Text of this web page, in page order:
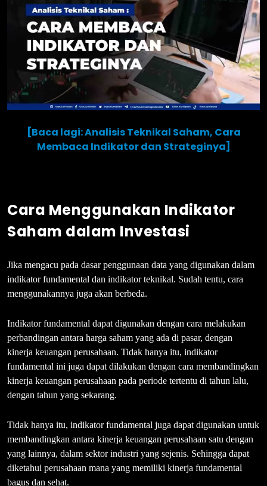
[Baca lagi: Analisis Teknikal Saham, Cara
Membaca Indikator dan Strateginya]
Cara Menggunakan Indikator
Saham dalam Investasi
Jika mengacu pada dasar penggunaan data yang digunakan dalam
indikator fundamental dan indikator teknikal. Sudah tentu, cara
menggunakannya juga akan berbeda.
Indikator fundamental dapat digunakan dengan cara melakukan
perbandingan antara harga saham yang ada di pasar, dengan
kinerja keuangan perusahaan. Tidak hanya itu, indikator
fundamental ini juga dapat dilakukan dengan cara membandingkan
kinerja keuangan perusahaan pada periode tertentu di tahun lalu,
dengan tahun yang sekarang.
Tidak hanya itu, indikator fundamental juga dapat digunakan untuk
membandingkan antara kinerja keuangan perusahaan satu dengan
yang lainnya, dalam sektor industri yang sejenis. Sehingga dapat
diketahui perusahaan mana yang memiliki kinerja fundamental
bagus dan sehat.